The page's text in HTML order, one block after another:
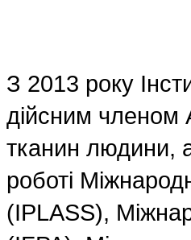
З 2013 року
дійсним членом
тканин людини, а
роботі
(IPLASS),